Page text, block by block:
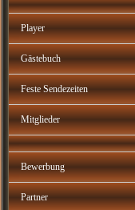
Player
Gästebuch
Feste Sendezeiten
Mitglieder
Bewerbung
Partner